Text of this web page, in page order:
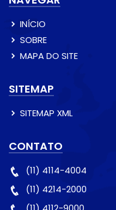
INÍCIO
SOBRE
MAPA DO SITE
SITEMAP
SITEMAP XML
CONTATO
(11) 4114-4004
(11) 4214-2000